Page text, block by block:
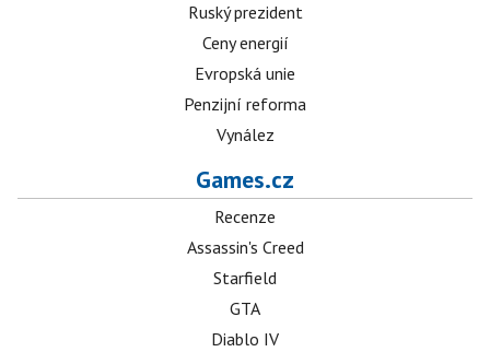
Ruský prezident
Ceny energií
Evropská unie
Penzijní reforma
Vynález
Games.cz
Recenze
Assassin's Creed
Starfield
GTA
Diablo IV